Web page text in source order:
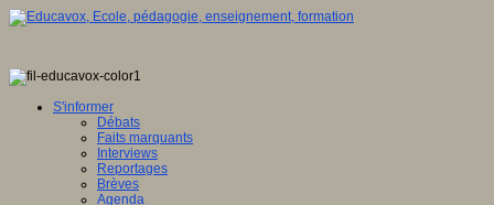
S'informer
Débats
Faits marquants
Interviews
Reportages
Brèves
Agenda